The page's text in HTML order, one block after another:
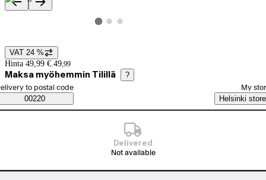
Product images and videos
View product image 1
View product image 2
View product image 3
Price details
VAT 24 %
Hinta 49,99 €. 49,99
Maksa myöhemmin Tilillä ?
Saatavuustiedot
order method
to postal code
00220
My
Helsinki store
Delivered
Not available